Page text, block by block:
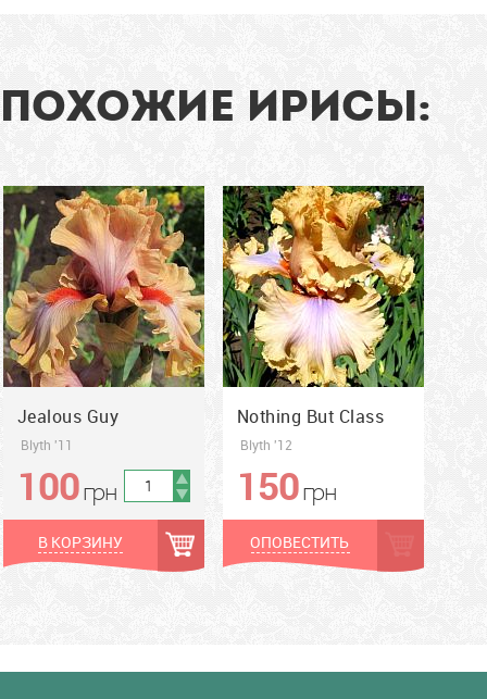
ПОХОЖИЕ ИРИСЫ:
Jealous Guy
Blyth '11
грн
100грн
В КОРЗИНУ
2011
Nothing But Class
Blyth '12
грн
150грн
ОПОВЕСТИТЬ
2012